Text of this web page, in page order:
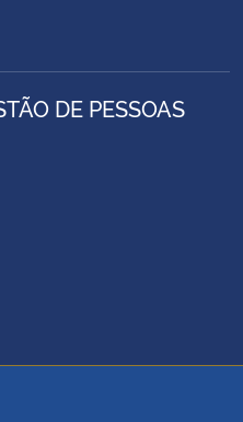
DE PESSOAS